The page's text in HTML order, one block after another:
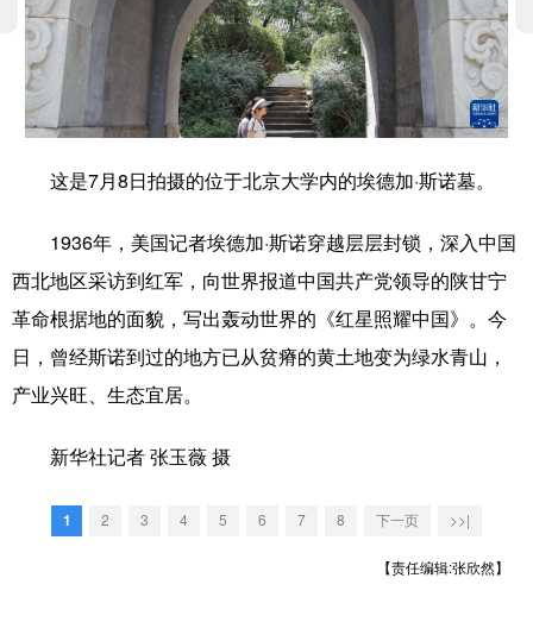
法律 中央文件 金融 汽车
人居 信息化 数字经济
学术中国 乡村振兴 银龄 溯源中国
城市 旅游 能源 会展
彩票 娱乐 时尚 悦读
公益 一带一路 亚太网 上市公司
文化产业
辽宁 吉林 上海 江苏
江西
这是7月8日拍摄的位于北京大学内的埃德加·斯诺墓。
1936年，美国记者埃德加·斯诺穿越层层封锁，深入中国
西北地区采访到红军，向世界报道中国共产党领导的陕甘宁
革命根据地的面貌，写出轰动世界的《红星照耀中国》。今
日，曾经斯诺到过的地方已从贫瘠的黄土地变为绿水青山，
产业兴旺、生态宜居。
新华社记者 张玉薇 摄
1 2 3 4 5 6 7 8 下一页 >>|
【责任编辑:张欣然】